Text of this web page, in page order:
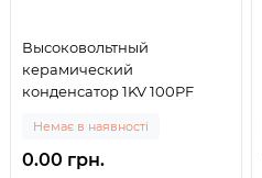
Высоковольтный
керамический
конденсатор 1KV 100PF
Немає в наявності
0.00 грн.